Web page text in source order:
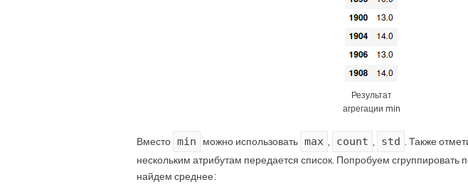
Результат
агрегации min
Вместо min можно использовать max , count , std . Также
нескольким атрибутам передается список. Попробуем сгруппировать
найдем среднее: